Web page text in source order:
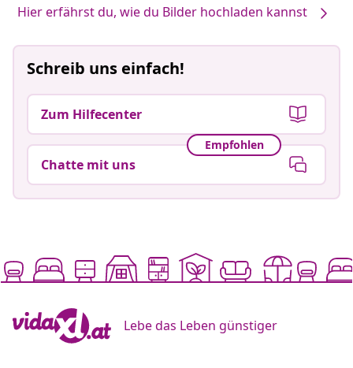
Hier erfährst du, wie du Bilder hochladen kannst
Schreib uns einfach!
Zum Hilfecenter
Empfohlen
Chatte mit uns
Lebe das Leben günstiger